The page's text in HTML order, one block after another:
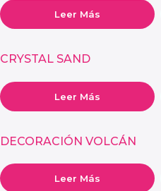
Leer Más
CRYSTAL SAND
PARA ACUARIO
Leer Más
DECORACIÓN VOLCÁN
Leer Más